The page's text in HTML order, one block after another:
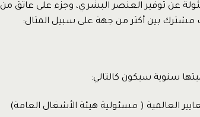
عن توفير العنصر البشري، وجزء على عاتق من
مشترك بين أكثر من جهة على سبيل المثال:
سنوية سيكون كالتالي:
العالمية ( مسئولية هيئة الأشغال العامة)